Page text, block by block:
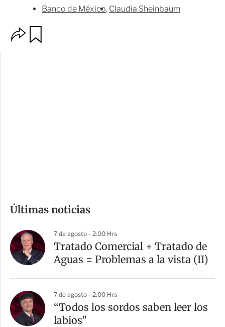
Banco de México Claudia Sheinbaum
p
p
a
r
t
Últimas noticias
7 de agosto - 2:00 Hrs
Tratado Comercial + Tratado de
Aguas = Problemas a la vista (II)
7 de agosto - 2:00 Hrs
“Todos los sordos saben leer los
labios”